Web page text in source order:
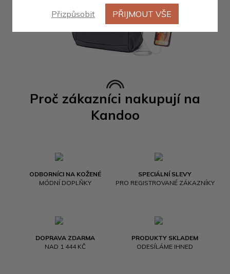
Proč zákazníci nakupují na
Kandoo
ODBORNÍCI NA KOŽENÉ
MÓDNÍ DOPLŇKY
SPECIÁLNÍ SLEVY
PRO REGISTROVANÉ ZÁKAZNÍKY
DOPRAVA ZDARMA
NAD 1 444 KČ
PRODUKTY SKLADEM
ODESÍLÁME IHNED
Přizpůsobit PŘIJMOUT VŠE